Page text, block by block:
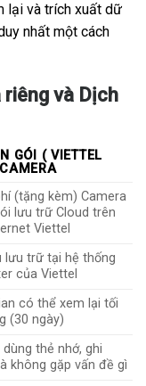
lại và trích xuất dữ
nhất một cách
riêng và Dịch
GÓI ( VIETTEL
(tặng kèm) Camera
lưu trữ Cloud trên
Viettel
lưu trữ tại hệ thống
của Viettel
có thể xem lại tối
(30 ngày)
dùng thẻ nhớ, ghi
không gặp vấn đề gì